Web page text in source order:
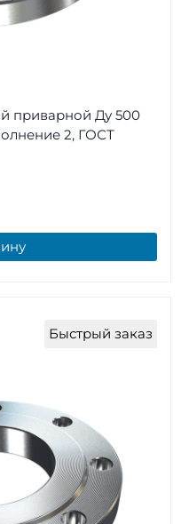
приварной Ду 500
2, ГОСТ
Быстрый заказ